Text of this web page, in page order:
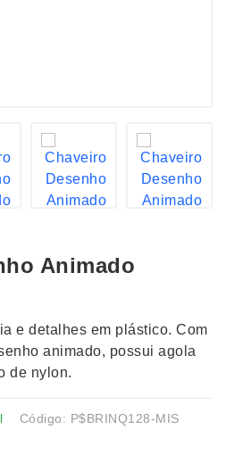
Animado
e detalhes em plástico. Com
animado, possui agola
de nylon.
Código: P$BRINQ128-MIS